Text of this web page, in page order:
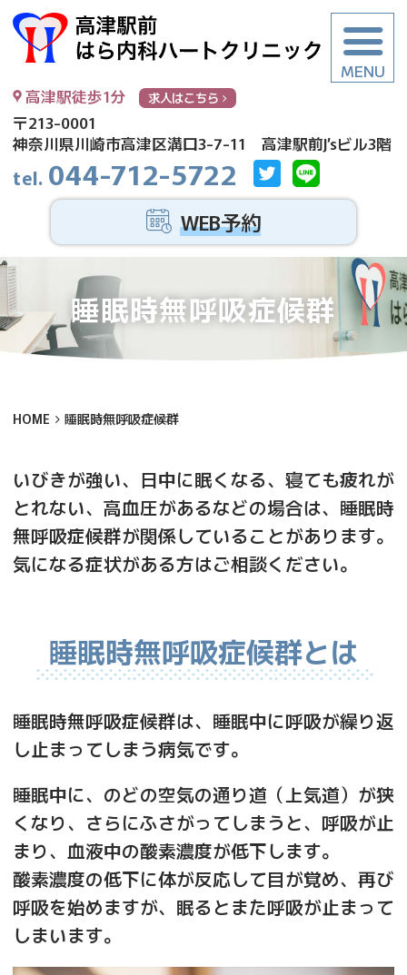
高津駅徒歩1分 求人はこちら
〒213-0001
神奈川県川崎市高津区溝口3-7-11 高津駅前J’sビル3階
044-712-5722
WEB予約
睡眠時無呼吸症候群
HOME 睡眠時無呼吸症候群
いびきが強い、日中に眠くなる、寝ても疲れが
とれない、高血圧があるなどの場合は、睡眠時
無呼吸症候群が関係していることがあります。
気になる症状がある方はご相談ください。
睡眠時無呼吸症候群とは
睡眠時無呼吸症候群は、睡眠中に呼吸が繰り返
し止まってしまう病気です。
睡眠中に、のどの空気の通り道（上気道）が狭
くなり、さらにふさがってしまうと、呼吸が止
まり、血液中の酸素濃度が低下します。
酸素濃度の低下に体が反応して目が覚め、再び
呼吸を始めますが、眠るとまた呼吸が止まって
しまいます。